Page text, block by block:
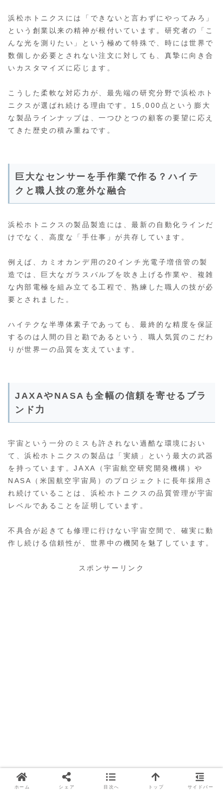
浜松ホトニクスには「できないと言わずにやってみろ」
という創業以来の精神が根付いています。研究者の「こ
んな光を測りたい」という極めて特殊で、時には世界で
数個しか必要とされない注文に対しても、真摯に向き合
いカスタマイズに応じます。
こうした柔軟な対応力が、最先端の研究分野で浜松ホト
ニクスが選ばれ続ける理由です。15,000点という膨大
な製品ラインナップは、一つひとつの顧客の要望に応え
てきた歴史の積み重ねです。
巨大なセンサーを手作業で作る？ハイテ
クと職人技の意外な融合
浜松ホトニクスの製品製造には、最新の自動化ラインだ
けでなく、高度な「手仕事」が共存しています。
例えば、カミオカンデ用の20インチ光電子増倍管の製
造では、巨大なガラスバルブを吹き上げる作業や、複雑
な内部電極を組み立てる工程で、熟練した職人の技が必
要とされました。
ハイテクな半導体素子であっても、最終的な精度を保証
するのは人間の目と勘であるという、職人気質のこだわ
りが世界一の品質を支えています。
JAXAやNASAも全幅の信頼を寄せるブラ
ンド力
宇宙という一分のミスも許されない過酷な環境におい
て、浜松ホトニクスの製品は「実績」という最大の武器
を持っています。JAXA（宇宙航空研究開発機構）や
NASA（米国航空宇宙局）のプロジェクトに長年採用さ
れ続けていることは、浜松ホトニクスの品質管理が宇宙
レベルであることを証明しています。
不具合が起きても修理に行けない宇宙空間で、確実に動
作し続ける信頼性が、世界中の機関を魅了しています。
スポンサーリンク
ホーム シェア 目次へ トップ サイドバー